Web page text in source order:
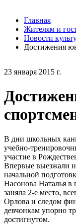
23 января 2015 г.
В дни школьных
учебно-
участие в
Впервые выезжали
начальной
Насонова Наталья в
заняла 2-е место,
Орлова и следом
девчонкам упорно
достигнутом.
Главная
Жителям и
Новости
Достижения